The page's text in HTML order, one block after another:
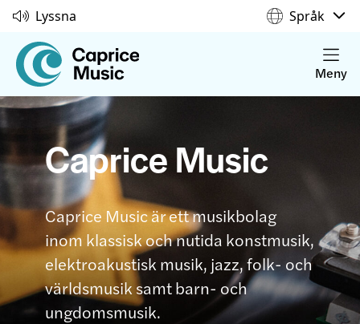
Lyssna Språk
Meny
Caprice Music
Caprice Music är ett musikbolag
inom klassisk och nutida konstmusik,
elektroakustisk musik, jazz, folk- och
världsmusik samt barn- och
ungdomsmusik.